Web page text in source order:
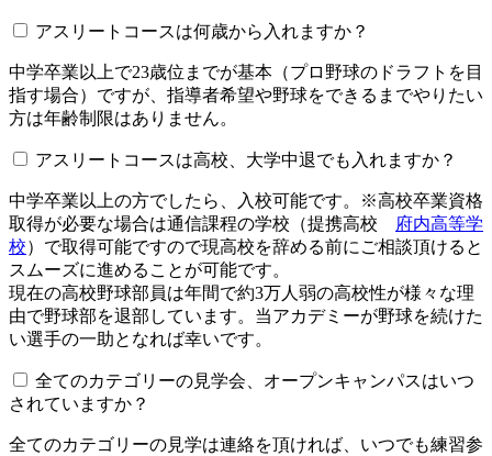
アスリートコースは何歳から入れますか？
中学卒業以上で23歳位までが基本（プロ野球のドラフトを目
指す場合）ですが、指導者希望や野球をできるまでやりたい
方は年齢制限はありません。
アスリートコースは高校、大学中退でも入れますか？
中学卒業以上の方でしたら、入校可能です。※高校卒業資格
取得が必要な場合は通信課程の学校（提携高校
府内高等学
校）で取得可能ですので現高校を辞める前にご相談頂けると
スムーズに進めることが可能です。
現在の高校野球部員は年間で約3万人弱の高校性が様々な理
由で野球部を退部しています。当アカデミーが野球を続けた
い選手の一助となれば幸いです。
全てのカテゴリーの見学会、オープンキャンパスはいつ
されていますか？​​​​​
全てのカテゴリーの見学は連絡を頂ければ、いつでも練習参